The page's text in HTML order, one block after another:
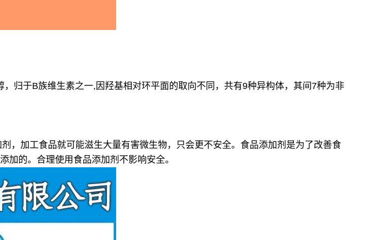
归于B族维生素之一,因羟基相对环平面的取向不同，共有9种异构体，其间7种为非
，加工食品就可能滋生大量有害微生物，只会更不安全。食品添加剂是为了改善食
加的。合理使用食品添加剂不影响安全。